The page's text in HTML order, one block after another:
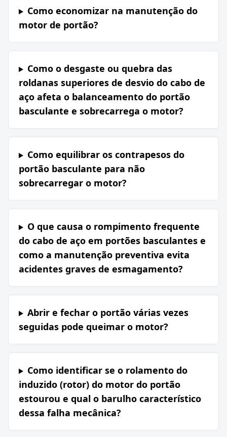
Como economizar na manutenção do
motor de portão?
Como o desgaste ou quebra das
roldanas superiores de desvio do cabo de
aço afeta o balanceamento do portão
basculante e sobrecarrega o motor?
Como equilibrar os contrapesos do
portão basculante para não
sobrecarregar o motor?
O que causa o rompimento frequente
do cabo de aço em portões basculantes e
como a manutenção preventiva evita
acidentes graves de esmagamento?
Abrir e fechar o portão várias vezes
seguidas pode queimar o motor?
Como identificar se o rolamento do
induzido (rotor) do motor do portão
estourou e qual o barulho característico
dessa falha mecânica?